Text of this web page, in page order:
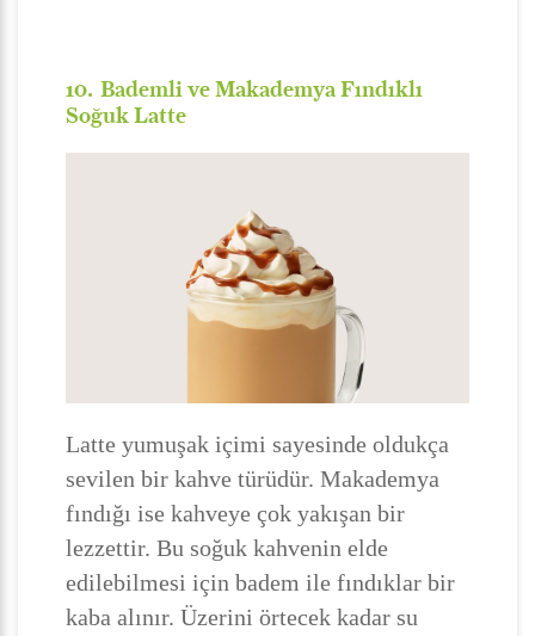
10. Bademli ve Makademya Fındıklı
Soğuk Latte
Latte yumuşak içimi sayesinde oldukça
sevilen bir kahve türüdür. Makademya
fındığı ise kahveye çok yakışan bir
lezzettir. Bu soğuk kahvenin elde
edilebilmesi için badem ile fındıklar bir
kaba alınır. Üzerini örtecek kadar su